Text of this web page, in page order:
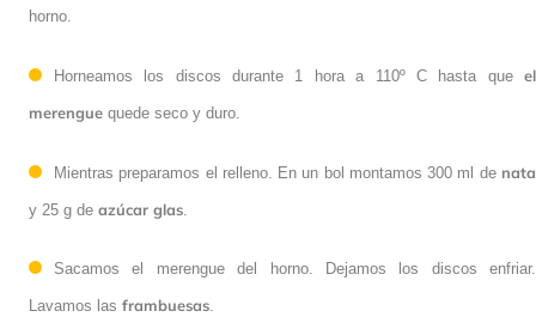
horno.
Horneamos los discos durante 1 hora a 110º C hasta que el
merengue quede seco y duro.
Mientras preparamos el relleno. En un bol montamos 300 ml de nata
y 25 g de azúcar glas.
Sacamos el merengue del horno. Dejamos los discos enfriar.
Lavamos las frambuesas.